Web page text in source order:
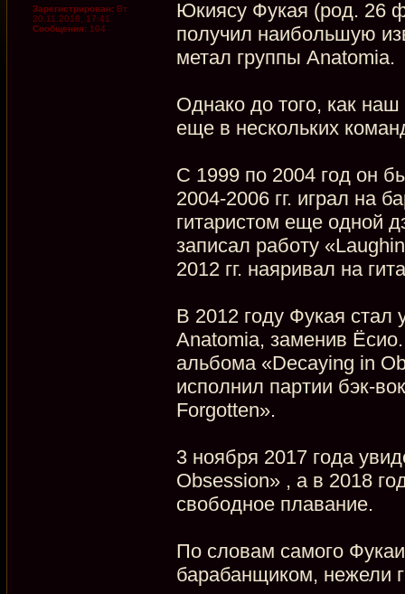
Зарегистрирован: Вт
20.11.2018, 17:41
Сообщения: 104
Юкиясу Фукая (род. 26
получил наибольшую
метал группы Anatomia.
Однако до того, как наш
еще в нескольких
С 1999 по 2004 год он
2004-2006 гг. играл на
гитаристом еще одной
записал работу
2012 гг. наяривал на
В 2012 году Фукая
Anatomia, заменив
альбома «Decaying in
исполнил партии бэк-
Forgotten».
3 ноября 2017 года
Obsession» , а в 2018
свободное плавание.
По словам самого
барабанщиком, нежели